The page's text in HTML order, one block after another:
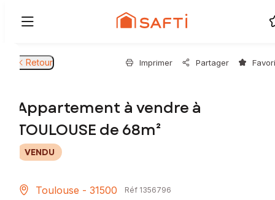
Retour Imprimer Partager
Appartement à vendre à
TOULOUSE de 68m²
VENDU
Toulouse - 31500 Réf 1356796